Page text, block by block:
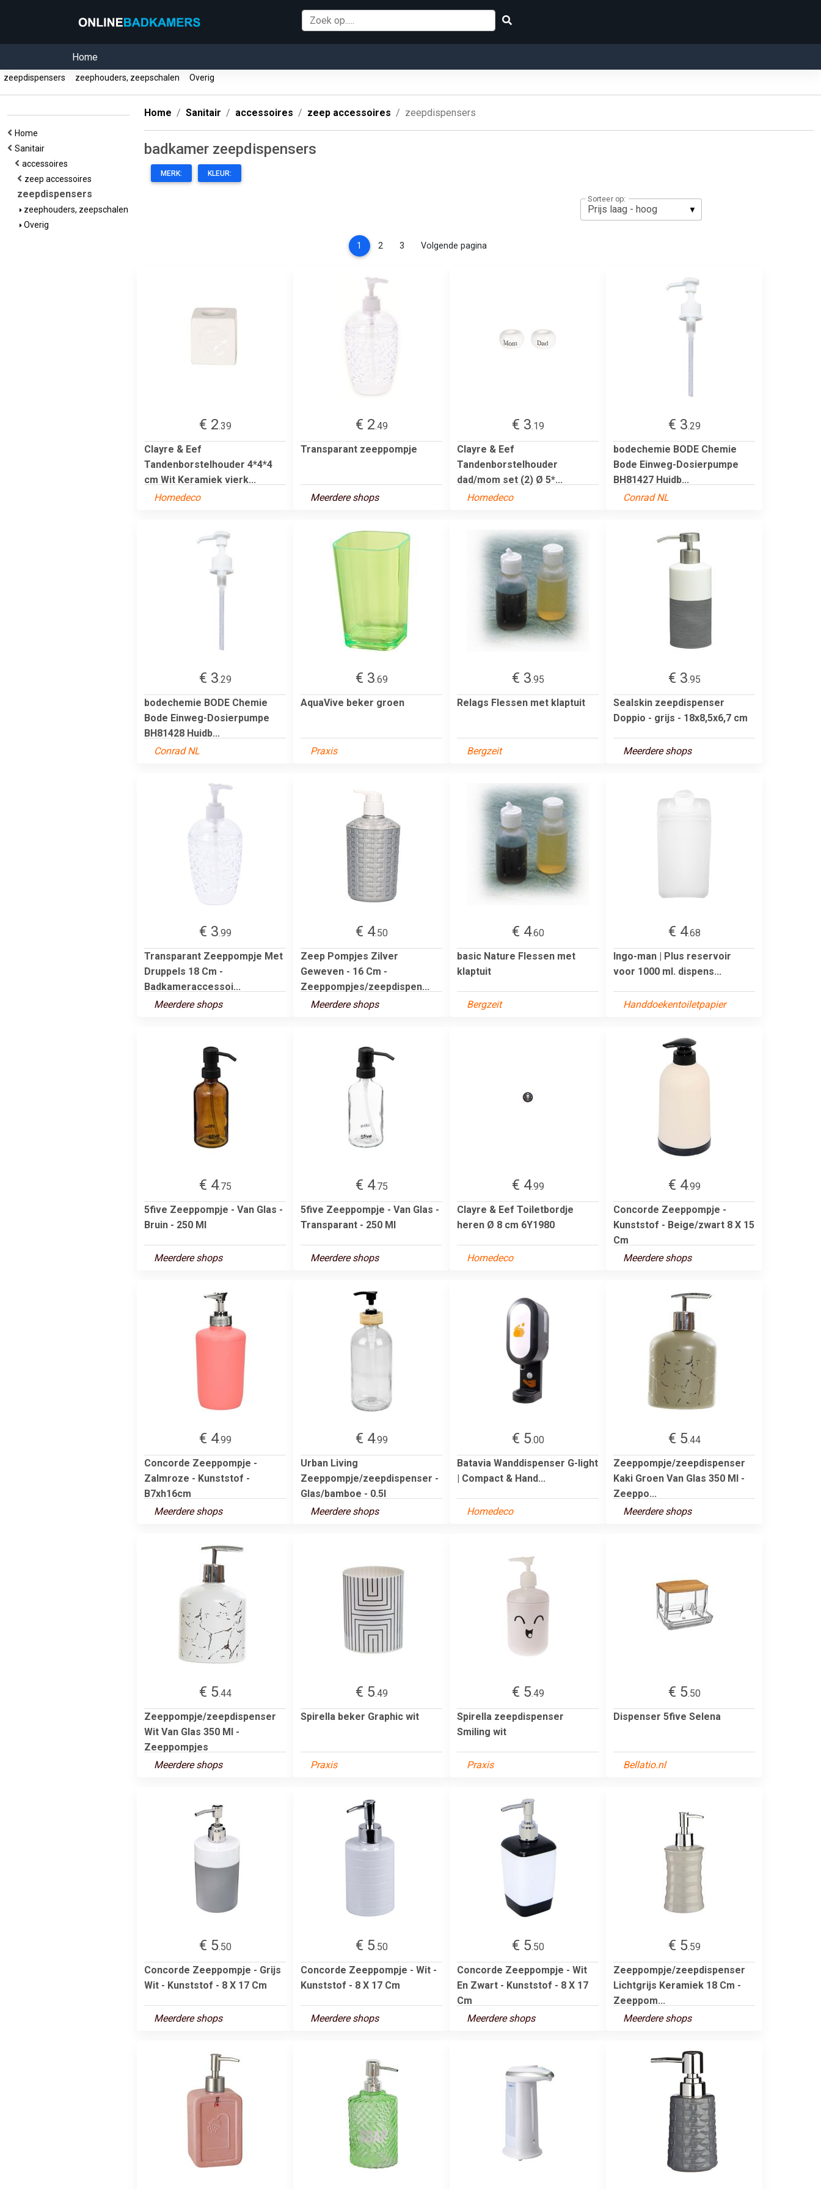
Home
zeepdispensers zeephouders, zeepschalen Overig
Home
Sanitair
accessoires
zeep accessoires
zeepdispensers
zeephouders, zeepschalen
Overig
Home Sanitair accessoires zeep accessoires zeepdispensers
badkamer zeepdispensers
MERK: KLEUR:
Sorteer op:
1 (current)
2 3 Volgende pagina
€ 2.39
Clayre & Eef
Tandenborstelhouder 4*4*4
cm Wit Keramiek vierk...
Homedeco
€ 2.49
Transparant zeeppompje
Meerdere shops
€ 3.19
Clayre & Eef
Tandenborstelhouder
dad/mom set (2) Ø 5*...
Homedeco
€ 3.29
bodechemie BODE Chemie
Bode Einweg-Dosierpumpe
BH81427 Huidb...
Conrad NL
€ 3.29
bodechemie BODE Chemie
Bode Einweg-Dosierpumpe
BH81428 Huidb...
Conrad NL
€ 3.69
AquaVive beker groen
Praxis
€ 3.95
Relags Flessen met klaptuit
Bergzeit
€ 3.95
Sealskin zeepdispenser
Doppio - grijs - 18x8,5x6,7 cm
Meerdere shops
€ 3.99
Transparant Zeeppompje Met
Druppels 18 Cm -
Badkameraccessoi...
Meerdere shops
€ 4.50
Zeep Pompjes Zilver
Geweven - 16 Cm -
Zeeppompjes/zeepdispen...
Meerdere shops
€ 4.60
basic Nature Flessen met
klaptuit
Bergzeit
€ 4.68
Ingo-man | Plus reservoir
voor 1000 ml. dispens...
Handdoekentoiletpapier
€ 4.75
5five Zeeppompje - Van Glas -
Bruin - 250 Ml
Meerdere shops
€ 4.75
5five Zeeppompje - Van Glas -
Transparant - 250 Ml
Meerdere shops
€ 4.99
Clayre & Eef Toiletbordje
heren Ø 8 cm 6Y1980
Homedeco
€ 4.99
Concorde Zeeppompje -
Kunststof - Beige/zwart 8 X 15
Cm
Meerdere shops
€ 4.99
Concorde Zeeppompje -
Zalmroze - Kunststof -
B7xh16cm
Meerdere shops
€ 4.99
Urban Living
Zeeppompje/zeepdispenser -
Glas/bamboe - 0.5l
Meerdere shops
€ 5.00
Batavia Wanddispenser G-light
| Compact & Hand...
Homedeco
€ 5.44
Zeeppompje/zeepdispenser
Kaki Groen Van Glas 350 Ml -
Zeeppo...
Meerdere shops
€ 5.44
Zeeppompje/zeepdispenser
Wit Van Glas 350 Ml -
Zeeppompjes
Meerdere shops
€ 5.49
Spirella beker Graphic wit
Praxis
€ 5.49
Spirella zeepdispenser
Smiling wit
Praxis
€ 5.50
Dispenser 5five Selena
Bellatio.nl
€ 5.50
Concorde Zeeppompje - Grijs
Wit - Kunststof - 8 X 17 Cm
Meerdere shops
€ 5.50
Concorde Zeeppompje - Wit -
Kunststof - 8 X 17 Cm
Meerdere shops
€ 5.50
Concorde Zeeppompje - Wit
En Zwart - Kunststof - 8 X 17
Cm
Meerdere shops
€ 5.59
Zeeppompje/zeepdispenser
Lichtgrijs Keramiek 18 Cm -
Zeeppom...
Meerdere shops